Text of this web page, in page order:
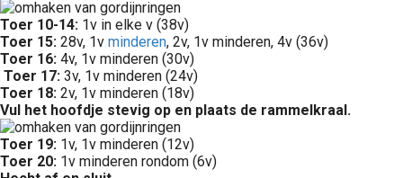
Toer 10-14: 1v in elke v (38v)
Toer 15: 28v, 1v minderen, 2v, 1v minderen, 4v (36v)
Toer 16: 4v, 1v minderen (30v)
Toer 17: 3v, 1v minderen (24v)
Toer 18: 2v, 1v minderen (18v)
Vul het hoofdje stevig op en plaats de rammelkraal.
Toer 19: 1v, 1v minderen (12v)
Toer 20: 1v minderen rondom (6v)